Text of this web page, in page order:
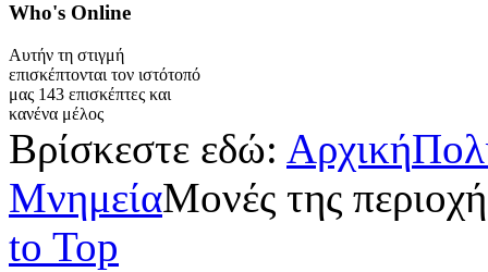
Who's Online
Αυτήν τη στιγμή
επισκέπτονται τον ιστότοπό
μας 143 επισκέπτες και
κανένα μέλος
Βρίσκεστε εδώ: Αρχική
ΜνημείαΜονές της
to Top